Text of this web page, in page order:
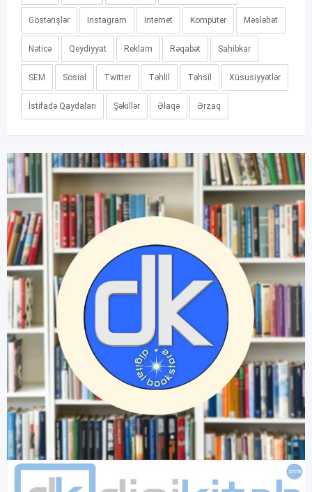
Göstərişlər Instagram Internet Kompüter Məsləhət
Nəticə Qeydiyyat Reklam Rəqabət Sahibkar
SEM Sosial Twitter Təhlil Təhsil Xüsusiyyətlər
İstifadə Qaydaları Şəkillər Əlaqə Ərzaq